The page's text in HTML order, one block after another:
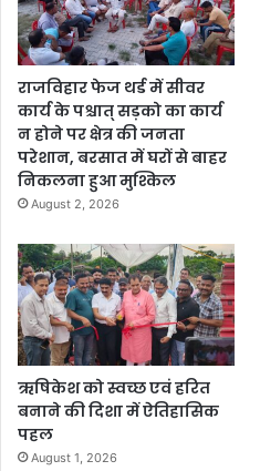
राजविहार फेज थर्ड में सीवर
कार्य के पश्चात् सड़को का कार्य
न होने पर क्षेत्र की जनता
परेशान, बरसात में घरों से बाहर
निकलना हुआ मुश्किल
August 2, 2026
ऋषिकेश को स्वच्छ एवं हरित
बनाने की दिशा में ऐतिहासिक
पहल
August 1, 2026